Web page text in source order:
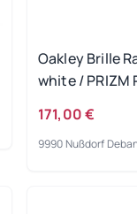
Oakley Brille
white / PRIZM
171,00 €
9990 Nußdorf